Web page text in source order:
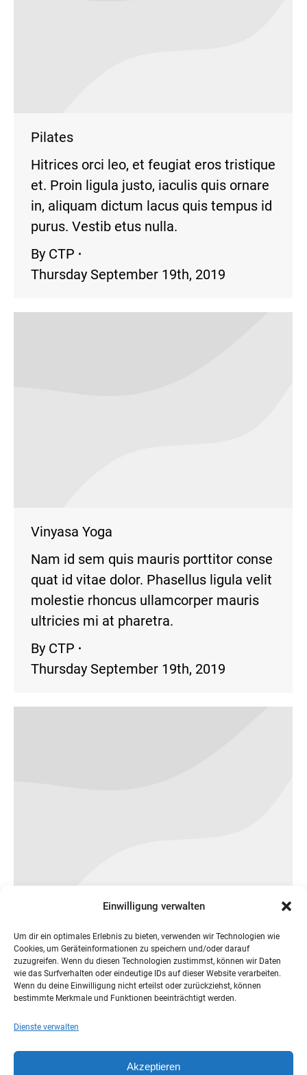
Einwilligung verwalten
Um dir ein optimales Erlebnis zu bieten, verwenden wir Technologien wie
Cookies, um Geräteinformationen zu speichern und/oder darauf
zuzugreifen. Wenn du diesen Technologien zustimmst, können wir Daten
wie das Surfverhalten oder eindeutige IDs auf dieser Website verarbeiten.
Wenn du deine Einwilligung nicht erteilst oder zurückziehst, können
bestimmte Merkmale und Funktionen beeinträchtigt werden.
Dienste verwalten
Akzeptieren
Pilates
Hitrices orci leo, et feugiat eros tristique
et. Proin ligula justo, iaculis quis ornare
in, aliquam dictum lacus quis tempus id
purus. Vestib etus nulla.
By CTP
Thursday September 19th, 2019
Vinyasa Yoga
Nam id sem quis mauris porttitor conse
quat id vitae dolor. Phasellus ligula velit
molestie rhoncus ullamcorper mauris
ultricies mi at pharetra.
By CTP
Thursday September 19th, 2019
Viva ladiet metus nulla. Hitrices orci leo,
et feugiat eros tristique et. Proin ligula
justo, iaculis quis ornare in nulla purus
Thursday September 19th, 2019